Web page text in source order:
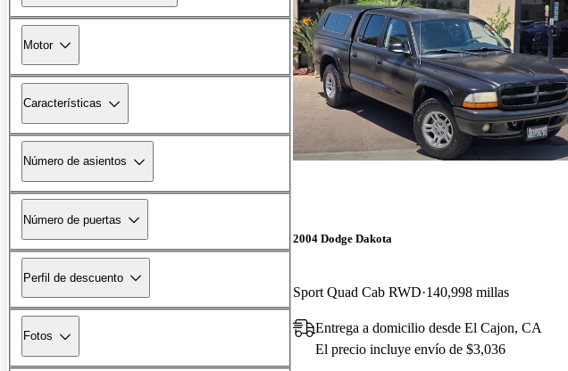
Motor
Características
Número de asientos
Número de puertas
Perfil de descuento
Fotos
2004 Dodge Dakota
Sport Quad Cab RWD 140,998 millas
Entrega a domicilio desde El Cajon, CA
El precio incluye envío de $3,036